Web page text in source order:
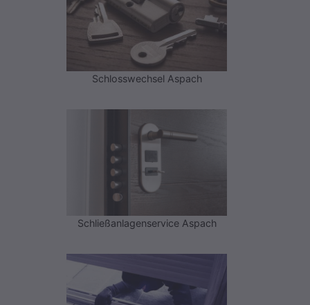
Schlosswechsel Aspach
Schließanlagenservice Aspach